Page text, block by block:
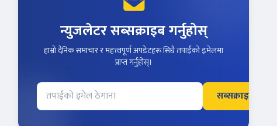
न्युजलेटर सब्सक्राइब गर्नुहोस्
हाम्रो दैनिक समाचार र महत्त्वपूर्ण अपडेटहरू सिधै तपाईंको इमेलमा
प्राप्त गर्नुहोस्।
सब्सक्राइब